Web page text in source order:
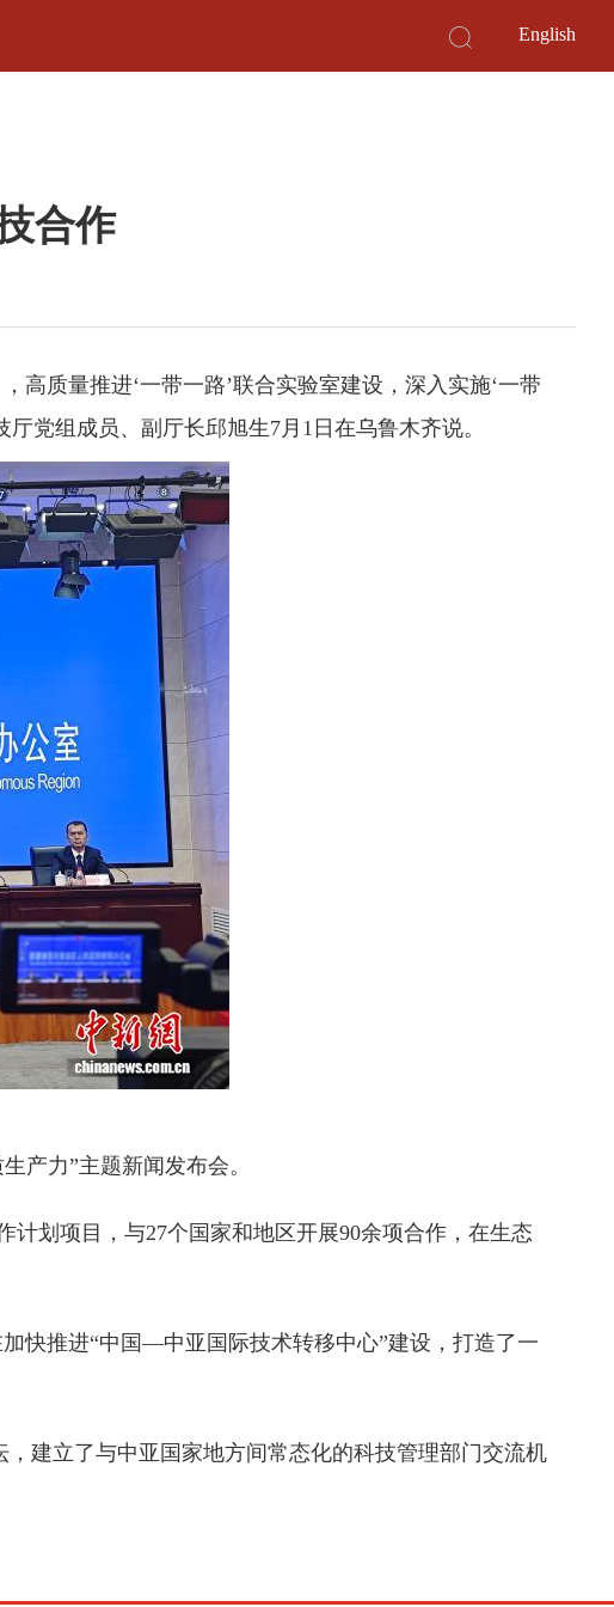
English
合作
质量推进‘一带一路’联合实验室建设，深入实施‘一带
党组成员、副厅长邱旭生7月1日在乌鲁木齐说。
力”主题新闻发布会。
划项目，与27个国家和地区开展90余项合作，在生态
快推进“中国—中亚国际技术转移中心”建设，打造了一
立了与中亚国家地方间常态化的科技管理部门交流机